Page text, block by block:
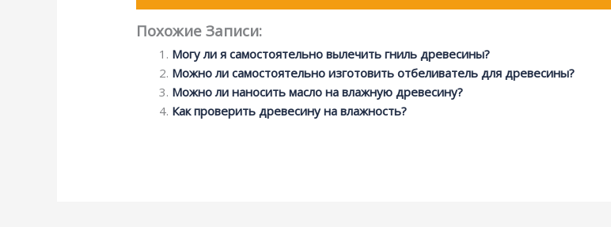
Похожие Записи:
Могу ли я самостоятельно вылечить гниль древесины?
Можно ли самостоятельно изготовить отбеливатель для древесины?
Можно ли наносить масло на влажную древесину?
Как проверить древесину на влажность?